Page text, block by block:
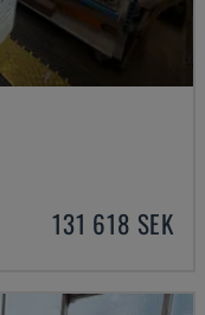
131 618 SEK